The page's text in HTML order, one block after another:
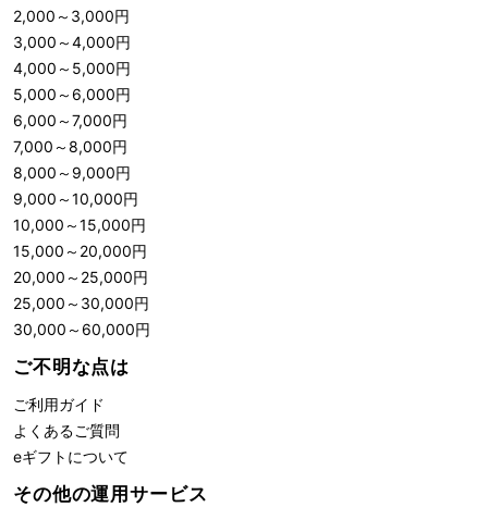
2,000 ～ 3,000円
3,000 ～4,000円
4,000 ～ 5,000円
5,000 ～ 6,000円
6,000 ～7,000円
7,000 ～8,000円
8,000 ～ 9,000円
9,000 ～10,000円
10,000 ～15,000円
15,000 ～ 20,000円
20,000 ～ 25,000円
25,000 ～ 30,000円
30,000 ～ 60,000円
ご不明な点は
ご利用ガイド
よくあるご質問
eギフトについて
その他の運用サービス